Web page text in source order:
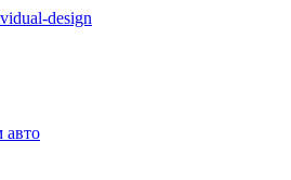
авто